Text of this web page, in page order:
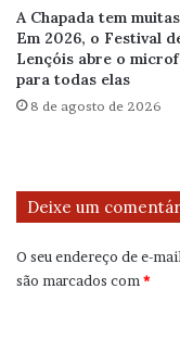
A Chapada tem
Em 2026, o Festival
Lençóis abre o
para todas elas
8 de agosto de 2026
Deixe um
O seu endereço de e-
são marcados com *